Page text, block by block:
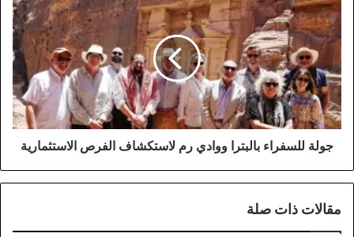
للسفراء
بالبترا
ووادي
رم
لاستكشاف
الفرص
الاستثمارية
جولة للسفراء بالبترا ووادي رم لاستكشاف الفرص الاستثمارية
مقالات ذات صلة